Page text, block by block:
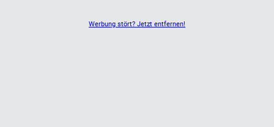
Werbung stört? Jetzt entfernen!